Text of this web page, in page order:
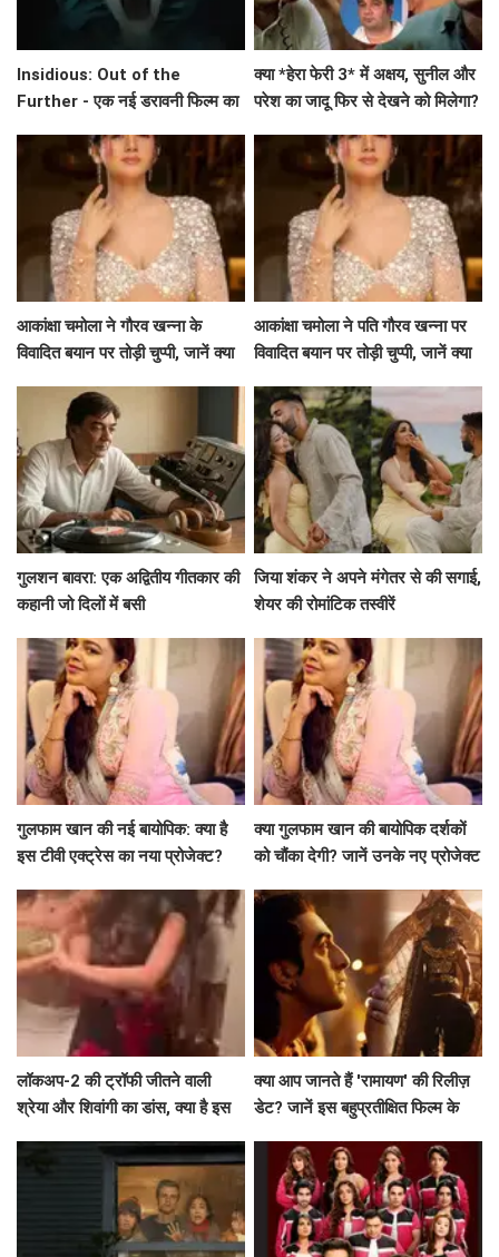
Insidious: Out of the
Further - एक नई डरावनी फिल्म का
क्या *हेरा फेरी 3* में अक्षय, सुनील और
परेश का जादू फिर से देखने को मिलेगा?
आकांक्षा चमोला ने गौरव खन्ना के
विवादित बयान पर तोड़ी चुप्पी, जानें क्या
आकांक्षा चमोला ने पति गौरव खन्ना पर
विवादित बयान पर तोड़ी चुप्पी, जानें क्या
गुलशन बावरा: एक अद्वितीय गीतकार की
कहानी जो दिलों में बसी
जिया शंकर ने अपने मंगेतर से की सगाई,
शेयर की रोमांटिक तस्वीरें
गुलफाम खान की नई बायोपिक: क्या है
इस टीवी एक्ट्रेस का नया प्रोजेक्ट?
क्या गुलफाम खान की बायोपिक दर्शकों
को चौंका देगी? जानें उनके नए प्रोजेक्ट
लॉकअप-2 की ट्रॉफी जीतने वाली
श्रेया और शिवांगी का डांस, क्या है इस
क्या आप जानते हैं 'रामायण' की रिलीज़
डेट? जानें इस बहुप्रतीक्षित फिल्म के